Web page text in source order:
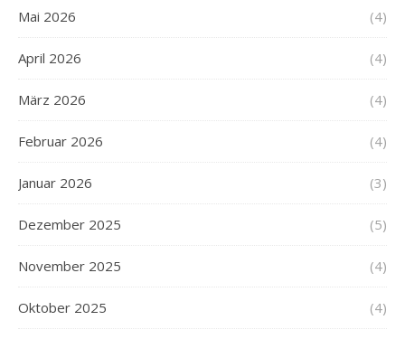
Mai 2026 (4)
April 2026 (4)
März 2026 (4)
Februar 2026 (4)
Januar 2026 (3)
Dezember 2025 (5)
November 2025 (4)
Oktober 2025 (4)